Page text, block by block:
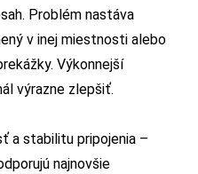
Problém nastáva
v inej miestnosti alebo
Výkonnejší
výrazne zlepšiť.
a stabilitu pripojenia –
najnovšie